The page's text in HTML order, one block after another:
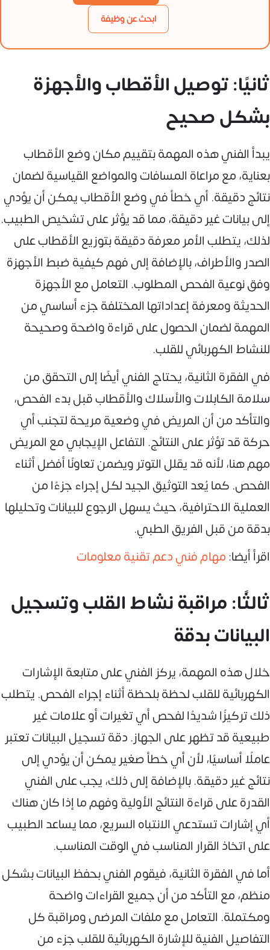
ابحث عن وظيفة
ثانيًا: توصيل الأقطاب والأجهزة
بشكل صحيح
يبدأ الفني هذه المهمة بتقييم مكان وضع الأقطاب
بعناية، مع مراعاة المسافات والمواضع القياسية لضمان
نتائج دقيقة. أي خطأ في وضع الأقطاب يمكن أن يؤدي
إلى بيانات غير دقيقة، مما قد يؤثر على تشخيص الطبيب.
لذلك، يتطلب الأمر معرفة دقيقة بتوزيع الأقطاب على
الصدر والأطراف، بالإضافة إلى فهم كيفية ضبط الأجهزة
وفق نوعية الفحص المطلوب. التعامل مع الأجهزة
الحديثة ومعرفة إعداداتها المختلفة جزء أساسي من
المهمة لضمان الحصول على قراءة واضحة وصحيحة
للنشاط الكهربائي للقلب.
في الفقرة الثانية، يحتاج الفني أيضًا إلى التحقق من
سلامة الكابلات والأسلاك والأقطاب قبل بدء الفحص،
والتأكد من أن المريض في وضعية مريحة لتجنب أي
حركة قد تؤثر على النتائج. التفاعل الإيجابي مع المريض
مهم هنا، لأنه قد يقلل التوتر ويضمن تعاونًا أفضل أثناء
الفحص. كما يُعد التوثيق الجيد لكل إجراء جزءًا من
العملية الاحترافية، حيث يسهل الرجوع للبيانات وتحليلها
بدقة من قبل الفريق الطبي.
اقرأ أيضا:مهام فني دعم تقنية معلومات
ثالثًا: مراقبة نشاط القلب وتسجيل
البيانات بدقة
خلال هذه المهمة، يركز الفني على متابعة الإشارات
الكهربائية للقلب لحظة بلحظة أثناء إجراء الفحص. يتطلب
ذلك تركيزًا شديدًا لفحص أي تغيرات أو علامات غير
طبيعية قد تظهر على الجهاز. دقة تسجيل البيانات تعتبر
عاملًا أساسيًا، لأن أي خطأ صغير يمكن أن يؤدي إلى
نتائج غير دقيقة. بالإضافة إلى ذلك، يجب على الفني
القدرة على قراءة النتائج الأولية وفهم ما إذا كان هناك
أي إشارات تستدعي الانتباه السريع، مما يساعد الطبيب
على اتخاذ القرار المناسب في الوقت المناسب.
أما في الفقرة الثانية، فيقوم الفني بحفظ البيانات بشكل
منظم، مع التأكد من أن جميع القراءات واضحة
ومكتملة. التعامل مع ملفات المرضى ومراقبة كل
التفاصيل الفنية للإشارة الكهربائية للقلب جزء من